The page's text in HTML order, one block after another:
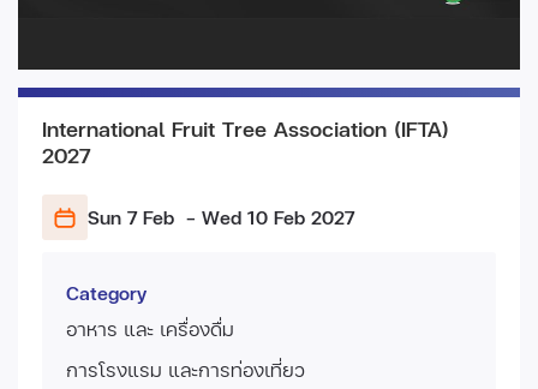
International Fruit Tree Association (IFTA)
2027
Sun 7 Feb - Wed 10 Feb 2027
Category
อาหาร และ เครื่องดื่ม
การโรงแรม และการท่องเที่ยว